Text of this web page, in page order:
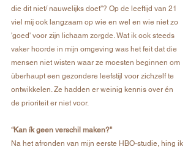
die dit niet/ nauwelijks doet''? Op de leeftijd van 21
viel mij ook langzaam op wie en wel en wie niet zo
'goed' voor zijn lichaam zorgde. Wat ik ook steeds
vaker hoorde in mijn omgeving was het feit dat die
mensen niet wisten waar ze moesten beginnen om
überhaupt een gezondere leefstijl voor zichzelf te
ontwikkelen. Ze hadden er weinig kennis over én
de prioriteit er niet voor.
''Kan ík geen verschil maken?''
Na het afronden van mijn eerste HBO-studie, hing ik